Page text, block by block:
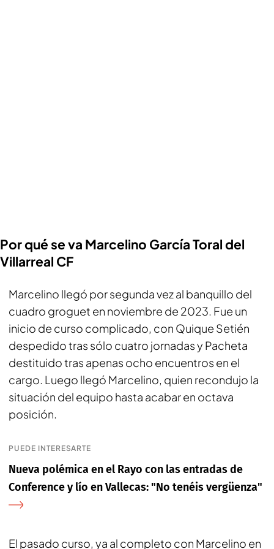
Por qué se va Marcelino García Toral del
Villarreal CF
Marcelino llegó por segunda vez al banquillo del
cuadro groguet en noviembre de 2023. Fue un
inicio de curso complicado, con Quique Setién
despedido tras sólo cuatro jornadas y Pacheta
destituido tras apenas ocho encuentros en el
cargo. Luego llegó Marcelino, quien recondujo la
situación del equipo hasta acabar en octava
posición.
PUEDE INTERESARTE
Nueva polémica en el Rayo con las entradas de
Conference y lío en Vallecas: "No tenéis vergüenza"
El pasado curso, ya al completo con Marcelino en